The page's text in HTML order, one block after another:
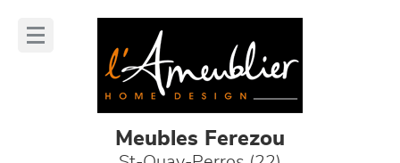
Meubles Ferezou